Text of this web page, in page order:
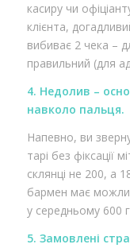
касиру чи
клієнта,
вибиває 2 чека –
правильний (для
4. Недолив –
навколо пальця.
Напевно, ви
тарі без фіксації
склянці не 200, а
бармен має
у середньому 600
5. Замовлені